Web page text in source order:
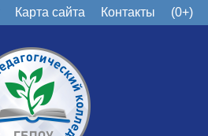
Карта сайта Контакты (0+)